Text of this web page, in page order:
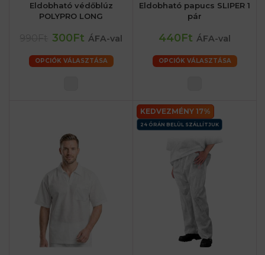
Eldobható védőblúz
POLYPRO LONG
300Ft ÁFA-val
OPCIÓK VÁLASZTÁSA
Eldobható papucs SLIPER 1
pár
440Ft ÁFA-val
OPCIÓK VÁLASZTÁSA
KEDVEZMÉNY 17%
24 ÓRÁN BELÜL SZÁLLÍTJUK